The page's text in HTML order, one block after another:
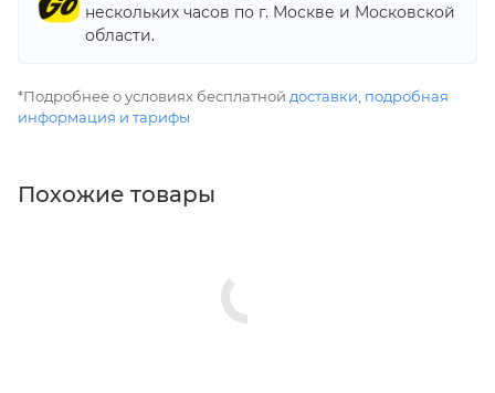
нескольких часов по г. Москве и Московской
области.
*Подробнее о условиях бесплатной доставки подробная
информация и тарифы
Похожие товары